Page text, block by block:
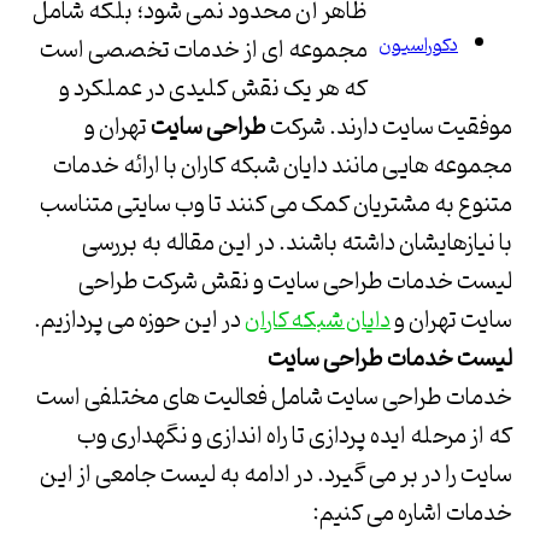
دکوراسیون
ظاهر آن محدود نمی شود؛ بلکه شامل
مجموعه ای از خدمات تخصصی است
که هر یک نقش کلیدی در عملکرد و
موفقیت سایت دارند.شرکتطراحی سایتتهرانو
مجموعه هایی ماننددایان شبکه کارانبا ارائه خدمات
متنوع به مشتریان کمک می کنند تا وب سایتی متناسب
با نیازهایشان داشته باشند. در این مقاله به بررسی
لیست خدمات طراحی سایت و نقششرکت طراحی
سایت تهرانودایان شبکه کاراندر این حوزه می پردازیم.
لیست خدمات طراحی سایت
خدمات طراحی سایت شامل فعالیت های مختلفی است
که از مرحله ایده پردازی تا راه اندازی و نگهداری وب
سایت را در بر می گیرد. در ادامه به لیست جامعی از این
خدمات اشاره می کنیم: